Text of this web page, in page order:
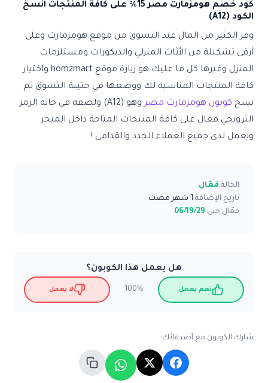
كود خصم هومزمارت مصر 15٪ على كافة المنتجات انسخ
الكود (A12)
وفر الكثير من المال عند التسوق من موقع هومزمارت وعلى
أرقى تشكيلة من الأثاث المنزلي والديكورات ومستلزمات
المنزل وغيرها كل ما عليك هو زيارة موقع homzmart واختيار
كافة المنتجات المناسبة لك ووضعها في حثيبة التسوق ثم
نسخ كوبون هومزمارت مصر
وهو (A12) ولصقه في خانة الرمز
الترويجي فعال على كافة المنتجات المتاحة داخل المتجر
ويعمل لدى جميع العملاء الجدد والقدامى !
الحالة:فعّال
تاريخ الإضافة:1 شهر مضت
فعّال حتى:06/19/29
هل يعمل هذا الكوبون؟
نعم يعمل 100% لا يعمل
شارك الكوبون مع أصدقائك: